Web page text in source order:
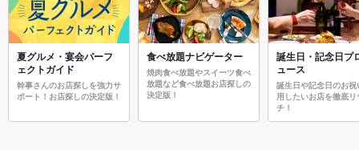
夏グルメ・宴会パーフ
ェクトガイド
幹事さんのお店探しを強力サ
ポート！お店探しの決定版！
食べ放題ナビゲーター
焼肉食べ放題やスイーツ食べ
放題など食べ放題お店探しの
決定版！
誕生日・記念日プ
ュース
誕生日や記念日のお祝
用したいお店を徹底リ
チ！